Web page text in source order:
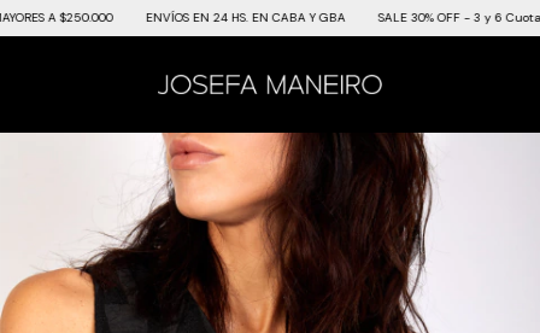
A $250.000 ENVÍOS EN 24 HS. EN CABA Y GBA SALE 30% OFF - 3 y 6 Cuotas SIN